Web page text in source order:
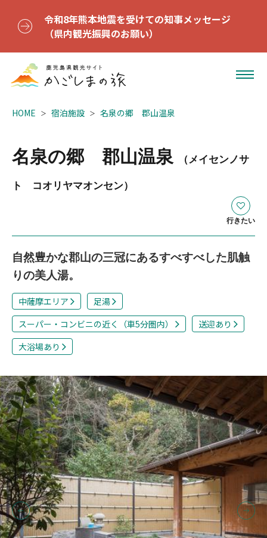
令和8年熊本地震を受けての知事メッセージ
（県内観光振興のお願い）
HOME 宿泊施設 名泉の郷 郡山温泉
名泉の郷 郡山温泉 （メイセンノサ
ト コオリヤマオンセン）
行きたい
自然豊かな郡山の三冠にあるすべすべした肌触
りの美人湯。
中薩摩エリア
足湯
スーパー・コンビニの近く（車5分圏内）
送迎あり
大浴場あり